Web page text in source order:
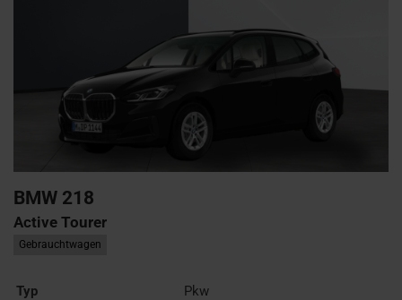
BMW 218
Active Tourer
Gebrauchtwagen
Typ
Pkw